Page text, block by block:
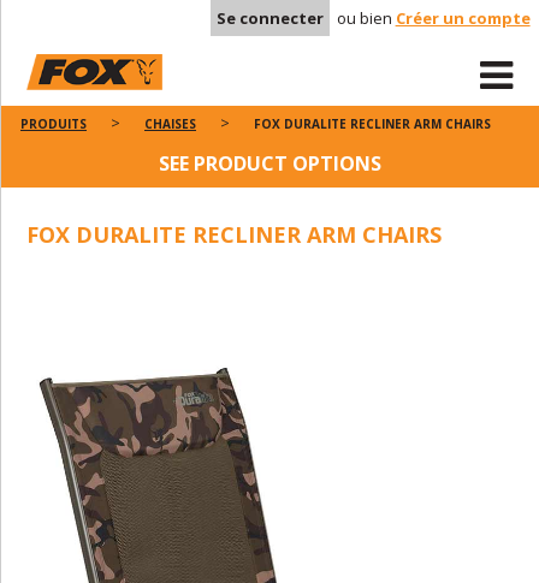
Se connecter ou bien Créer un compte
PRODUITS CHAISES FOX DURALITE RECLINER ARM CHAIRS
SEE PRODUCT OPTIONS
FOX DURALITE RECLINER ARM CHAIRS